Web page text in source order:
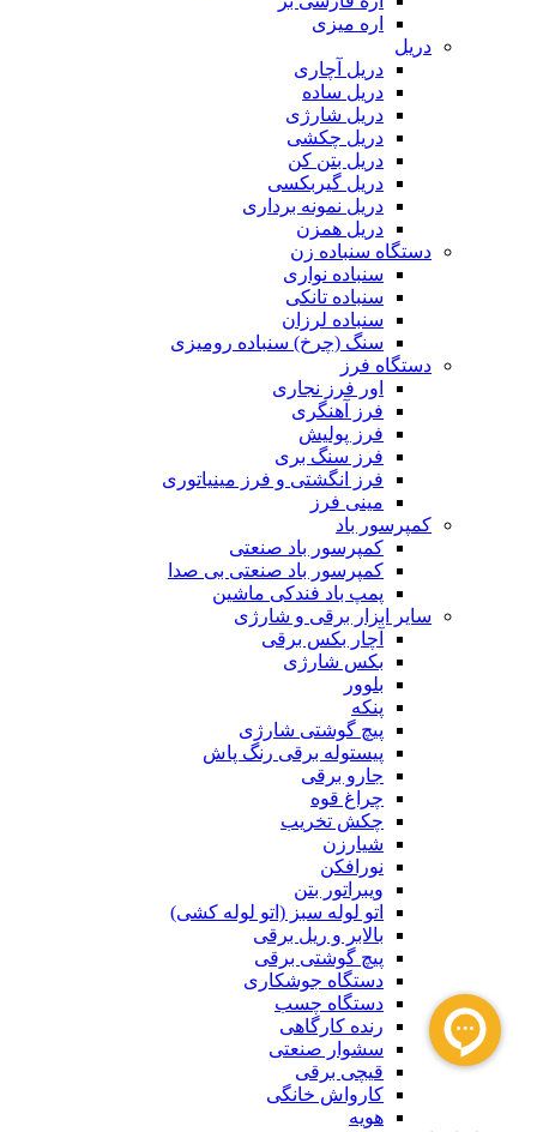
اره میزی
دریل
دریل آچاری
دریل ساده
دریل شارژی
دریل چکشی
دریل بتن کن
دریل گیربکسی
دریل نمونه برداری
دریل همزن
دستگاه سنباده زن
سنباده نواری
سنباده تانکی
سنباده لرزان
سنگ (چرخ) سنباده رومیزی
دستگاه فرز
اور فرز نجاری
فرز آهنگری
فرز پولیش
فرز سنگ بری
فرز انگشتی و فرز مینیاتوری
مینی فرز
کمپرسور باد
کمپرسور باد صنعتی
کمپرسور باد صنعتی بی صدا
پمپ باد فندکی ماشین
سایر ابزار برقی و شارژی
آچار بکس برقی
بکس شارژی
بلوور
پنکه
پیچ گوشتی شارژی
پیستوله برقی رنگ پاش
جارو برقی
چراغ قوه
چکش تخریب
شیارزن
نورافکن
ویبراتور بتن
اتو لوله سبز (اتو لوله کشی)
بالابر و ریل برقی
پیچ گوشتی برقی
دستگاه جوشکاری
دستگاه چسب
رنده کارگاهی
سشوار صنعتی
قیچی برقی
کارواش خانگی
هویه